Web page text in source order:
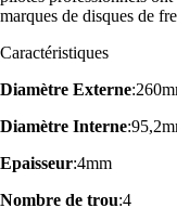
marques de disques de
Caractéristiques
Diamètre Externe
Diamètre Interne
Epaisseur:4mm
Nombre de trou:4